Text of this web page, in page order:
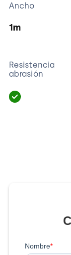
Ancho
1m
Resistencia
abrasión